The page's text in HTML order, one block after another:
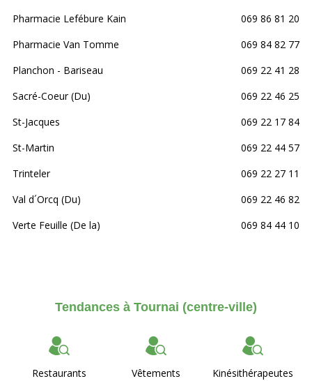
Pharmacie Lefébure Kain
069 86 81 20
Pharmacie Van Tomme
069 84 82 77
Planchon - Bariseau
069 22 41 28
Sacré-Coeur (Du)
069 22 46 25
St-Jacques
069 22 17 84
St-Martin
069 22 44 57
Trinteler
069 22 27 11
Val d´Orcq (Du)
069 22 46 82
Verte Feuille (De la)
069 84 44 10
Tendances à Tournai (centre-ville)
Restaurants
Vêtements
Kinésithérapeutes